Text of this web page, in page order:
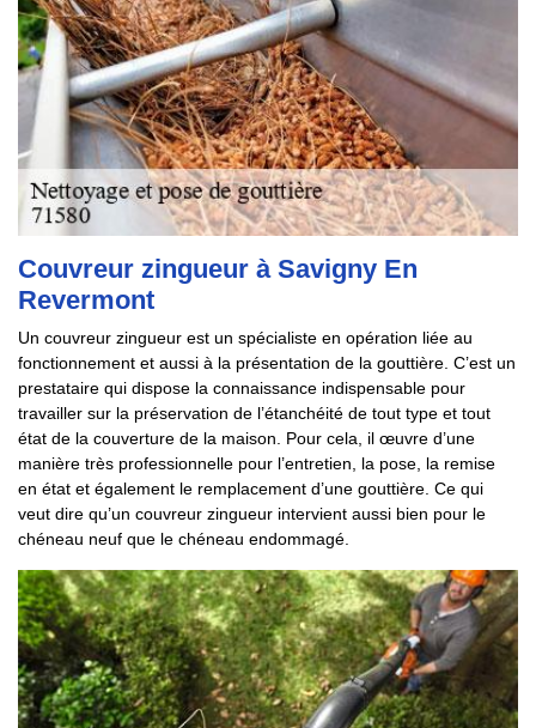
Couvreur zingueur à Savigny En
Revermont
Un couvreur zingueur est un spécialiste en opération liée au
fonctionnement et aussi à la présentation de la gouttière. C’est un
prestataire qui dispose la connaissance indispensable pour
travailler sur la préservation de l’étanchéité de tout type et tout
état de la couverture de la maison. Pour cela, il œuvre d’une
manière très professionnelle pour l’entretien, la pose, la remise
en état et également le remplacement d’une gouttière. Ce qui
veut dire qu’un couvreur zingueur intervient aussi bien pour le
chéneau neuf que le chéneau endommagé.